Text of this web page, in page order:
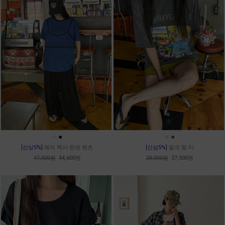
●
[신상5%] 레이 맥시 린넨 팬츠
47,000원 44,600원
●
[신상5%] 밀크 팜 티
29,000원 27,500원